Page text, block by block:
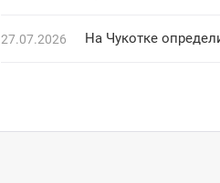
27.07.2026 На Чукотке